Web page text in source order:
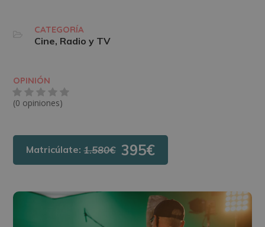
CATEGORÍA
Cine, Radio y TV
OPINIÓN
(0 opiniones)
Matricúlate:1.580€ 395€